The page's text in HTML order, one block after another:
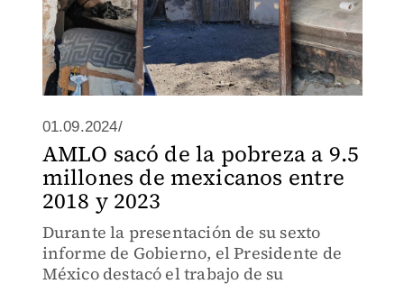
01.09.2024/
AMLO sacó de la pobreza a 9.5
millones de mexicanos entre
2018 y 2023
Durante la presentación de su sexto
informe de Gobierno, el Presidente de
México destacó el trabajo de su